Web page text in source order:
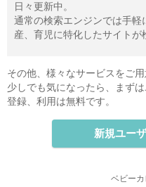
日々更新中。
通常の検索エンジンでは手軽
産、育児に特化したサイトが
その他、様々なサービスをご用
少しでも気になったら、まず
登録、利用は無料です。
新規ユー
ベビー